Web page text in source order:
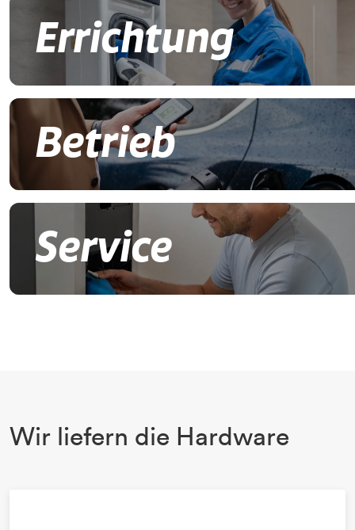
Errichtung
Betrieb
Service
Wir liefern die Hardware